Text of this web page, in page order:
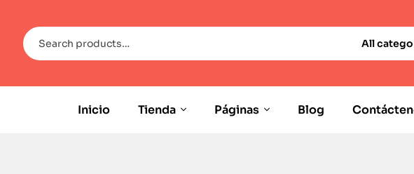
All
Inicio Tienda Páginas Blog